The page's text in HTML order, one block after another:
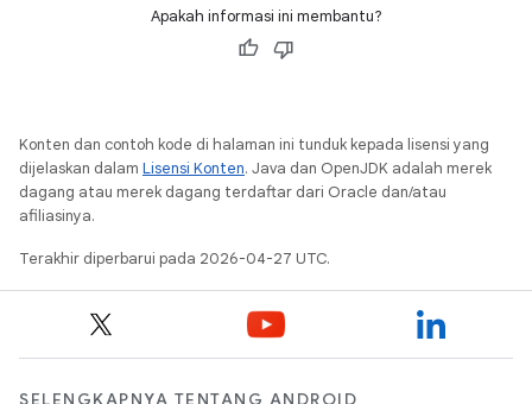
Apakah informasi ini membantu?
Konten dan contoh kode di halaman ini tunduk kepada lisensi yang
dijelaskan dalam Lisensi Konten. Java dan OpenJDK adalah merek
dagang atau merek dagang terdaftar dari Oracle dan/atau
afiliasinya.
Terakhir diperbarui pada 2026-04-27 UTC.
SELENGKAPNYA TENTANG ANDROID